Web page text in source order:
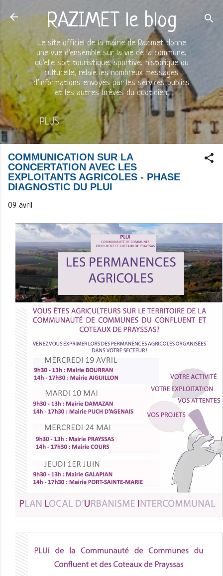
Accéder au contenu principal
RAZIMET le blog
Le site officiel de la mairie de Razimet donne
une vue d'ensemble sur la vie de la commune,
qu'elle soit touristique, sportive, historique ou
culturelle, relaie les nombreux messages
d’informations envoyés par les services publics
et les autres brèves du quotidien.
PLUS…
COMMUNICATION SUR LA
CONCERTATION AVEC LES
EXPLOITANTS AGRICOLES - PHASE
DIAGNOSTIC DU PLUI
09 avril